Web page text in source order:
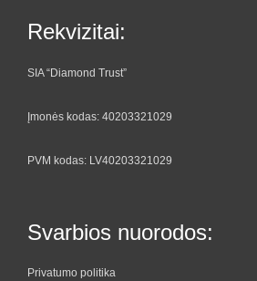
Rekvizitai:
SIA “Diamond Trust”
Įmonės kodas: 40203321029
PVM kodas: LV40203321029
Svarbios nuorodos:
Privatumo politika